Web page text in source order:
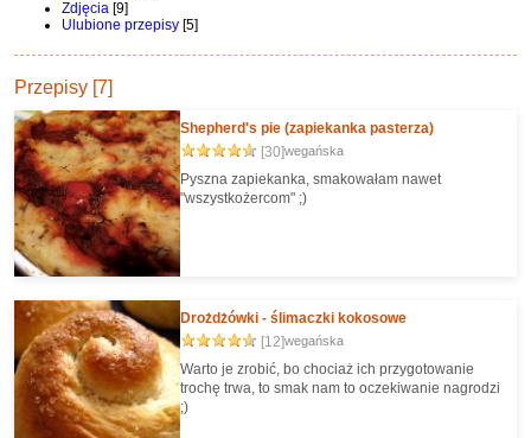
Zdjęcia [9]
Ulubione przepisy [5]
Przepisy [7]
Shepherd's pie (zapiekanka pasterza)
[30]wegańska
Pyszna zapiekanka, smakowałam nawet
"wszystkożercom" ;)
Drożdżówki - ślimaczki kokosowe
[12]wegańska
Warto je zrobić, bo chociaż ich przygotowanie
trochę trwa, to smak nam to oczekiwanie nagrodzi
;)